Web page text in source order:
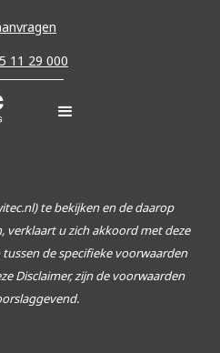
11 29 000
te bekijken en de daarop
u zich akkoord met deze
de specifieke voorwaarden
Disclaimer, zijn de voorwaarden